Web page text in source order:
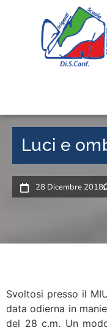
Luci e
28 Dicembre 2018
Svoltosi presso il
data odierna in
del 28 c.m. Un